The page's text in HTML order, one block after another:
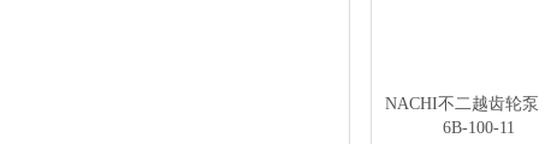
NACHI不二越齿轮
6B-100-11